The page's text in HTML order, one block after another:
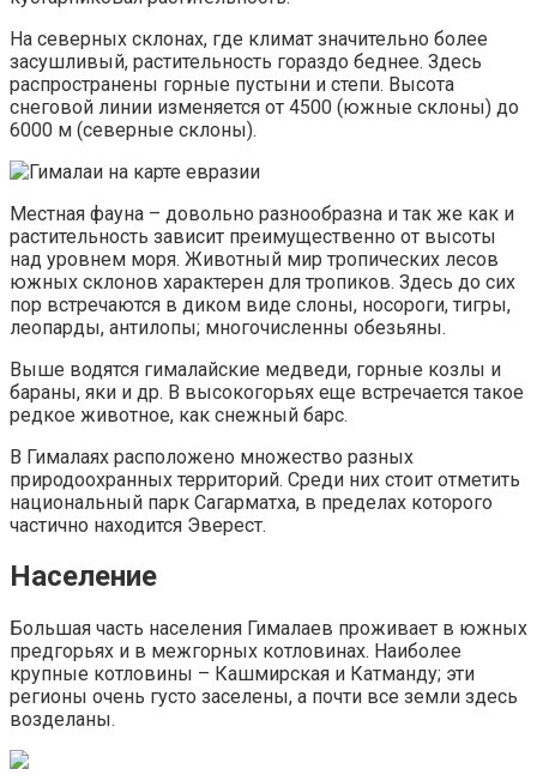
На северных склонах, где климат значительно более
засушливый, растительность гораздо беднее. Здесь
распространены горные пустыни и степи. Высота
снеговой линии изменяется от 4500 (южные склоны) до
6000 м (северные склоны).
Местная фауна – довольно разнообразна и так же как и
растительность зависит преимущественно от высоты
над уровнем моря. Животный мир тропических лесов
южных склонов характерен для тропиков. Здесь до сих
пор встречаются в диком виде слоны, носороги, тигры,
леопарды, антилопы; многочисленны обезьяны.
Выше водятся гималайские медведи, горные козлы и
бараны, яки и др. В высокогорьях еще встречается такое
редкое животное, как снежный барс.
В Гималаях расположено множество разных
природоохранных территорий. Среди них стоит отметить
национальный парк Сагарматха, в пределах которого
частично находится Эверест.
Население
Большая часть населения Гималаев проживает в южных
предгорьях и в межгорных котловинах. Наиболее
крупные котловины – Кашмирская и Катманду; эти
регионы очень густо заселены, а почти все земли здесь
возделаны.